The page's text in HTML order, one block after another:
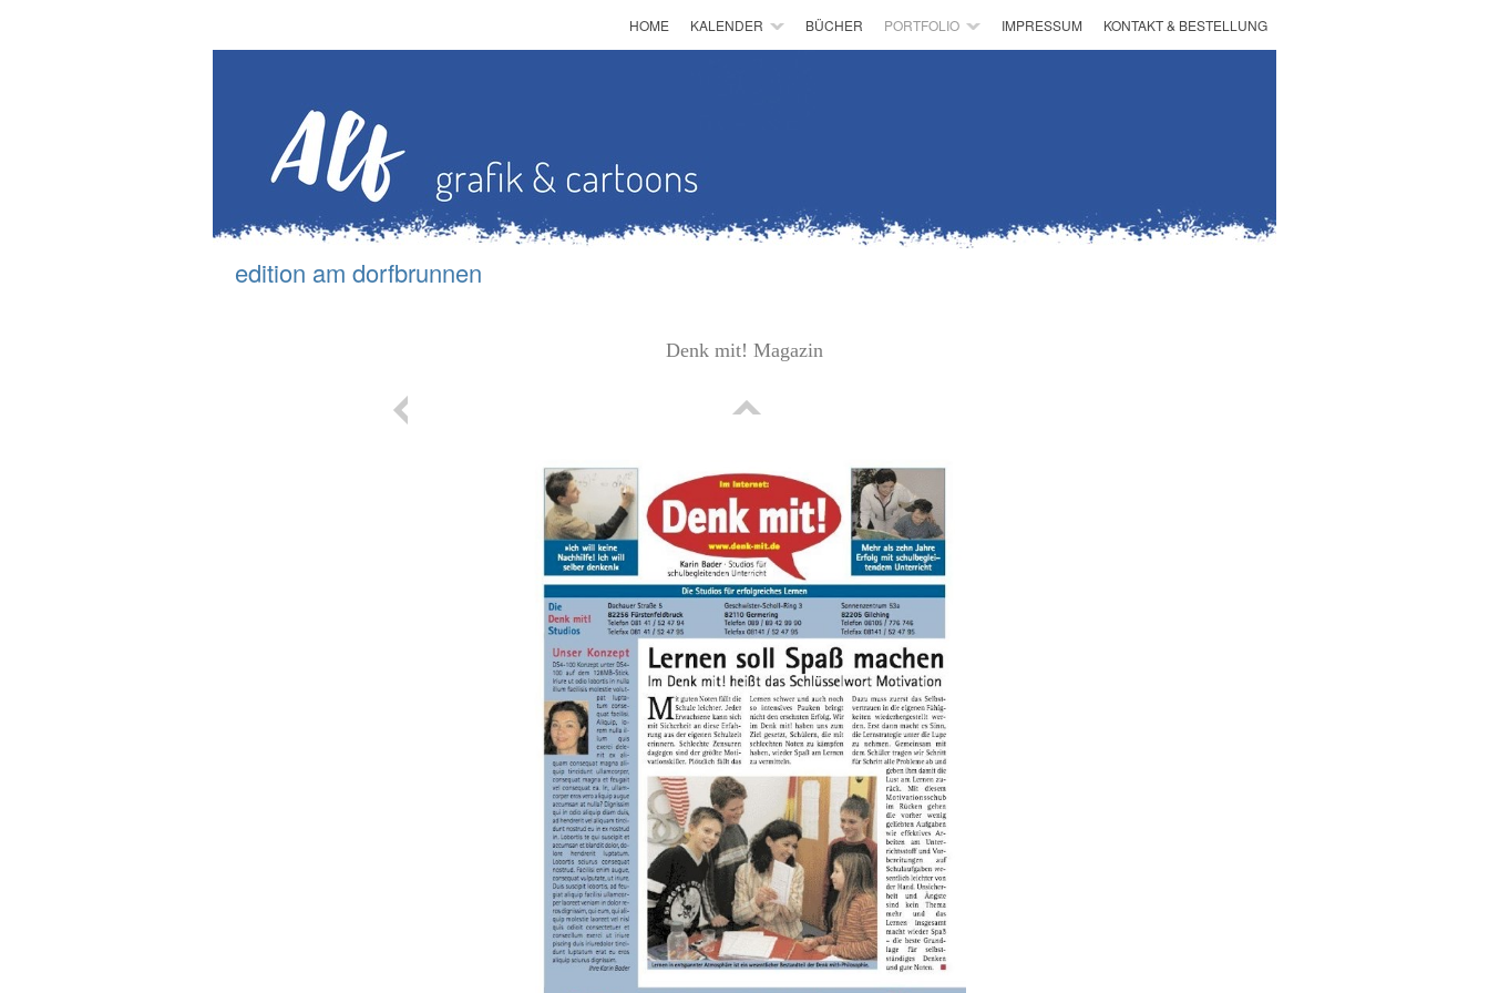
edition am dorfbrunnen
HOME KALENDER BÜCHER PORTFOLIO IMPRESSUM KONTAKT & BESTELLUNG
Denk mit! Magazin